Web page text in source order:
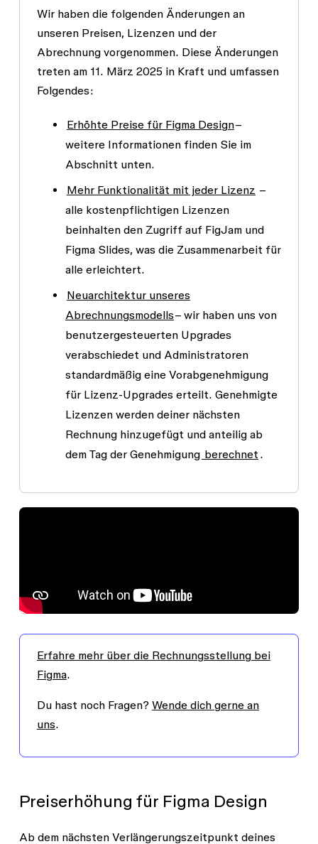
Wir haben die folgenden Änderungen an
unseren Preisen, Lizenzen und der
Abrechnung vorgenommen. Diese Änderungen
treten am 11. März 2025 in Kraft und umfassen
Folgendes:
Erhöhte Preise für Figma Design–
weitere Informationen finden Sie im
Abschnitt unten.
Mehr Funktionalität mit jeder Lizenz –
alle kostenpflichtigen Lizenzen
beinhalten den Zugriff auf FigJam und
Figma Slides, was die Zusammenarbeit für
alle erleichtert.
Neuarchitektur unseres
Abrechnungsmodells– wir haben uns von
benutzergesteuerten Upgrades
verabschiedet und Administratoren
standardmäßig eine Vorabgenehmigung
für Lizenz-Upgrades erteilt. Genehmigte
Lizenzen werden deiner nächsten
Rechnung hinzugefügt und anteilig ab
dem Tag der Genehmigung berechnet .
Erfahre mehr über die Rechnungsstellung bei
Figma.
Du hast noch Fragen? Wende dich gerne an
uns.
Preiserhöhung für Figma Design
Ab dem nächsten Verlängerungszeitpunkt deines